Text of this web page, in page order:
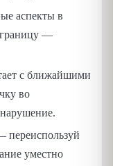
аспекты в
границу —
с ближайшими
во
переиспользуй
уместно